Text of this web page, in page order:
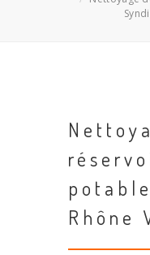
Rhône